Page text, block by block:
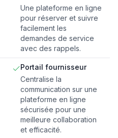
Une plateforme en ligne
pour réserver et suivre
facilement les
demandes de service
avec des rappels.
Portail fournisseur
Centralise la
communication sur une
plateforme en ligne
sécurisée pour une
meilleure collaboration
et efficacité.